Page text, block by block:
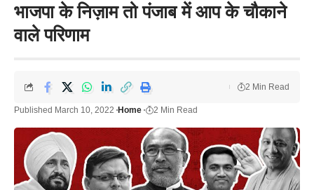
भाजपा के निज़ाम तो पंजाब में आप के चौकाने
वाले परिणाम
Published March 10, 2022 Home 2 Min Read
2 Min Read